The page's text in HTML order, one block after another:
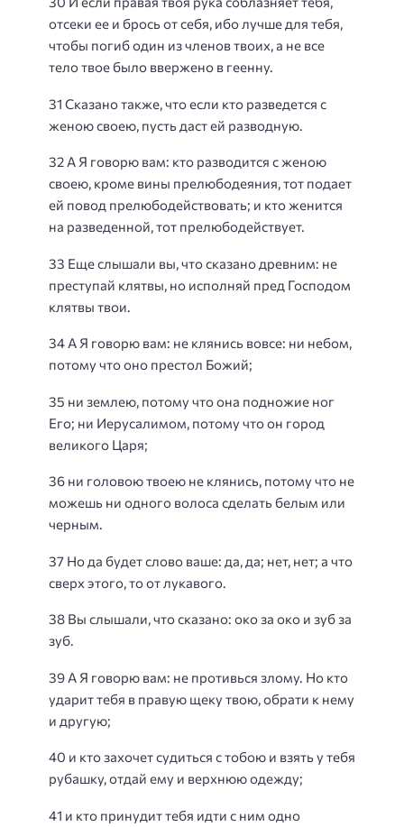
отсеки ее и брось от себя, ибо лучше для тебя,
чтобы погиб один из членов твоих, а не все
тело твое было ввержено в геенну.
31 Сказано также, что если кто разведется с
женою своею, пусть даст ей разводную.
32 А Я говорю вам: кто разводится с женою
своею, кроме вины прелюбодеяния, тот подает
ей повод прелюбодействовать; и кто женится
на разведенной, тот прелюбодействует.
33 Еще слышали вы, что сказано древним: не
преступай клятвы, но исполняй пред Господом
клятвы твои.
34 А Я говорю вам: не клянись вовсе: ни небом,
потому что оно престол Божий;
35 ни землею, потому что она подножие ног
Его; ни Иерусалимом, потому что он город
великого Царя;
36 ни головою твоею не клянись, потому что не
можешь ни одного волоса сделать белым или
черным.
37 Но да будет слово ваше: да, да; нет, нет; а что
сверх этого, то от лукавого.
38 Вы слышали, что сказано: око за око и зуб за
зуб.
39 А Я говорю вам: не противься злому. Но кто
ударит тебя в правую щеку твою, обрати к нему
и другую;
40 и кто захочет судиться с тобою и взять у тебя
рубашку, отдай ему и верхнюю одежду;
41 и кто принудит тебя идти с ним одно